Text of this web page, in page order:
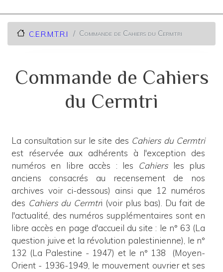
C.E.R.M.T.R.I Commande de Cahiers du Cermtri
Commande de Cahiers
du Cermtri
La consultation sur le site des Cahiers du Cermtri
est réservée aux adhérents à l'exception des
numéros en libre accès : les Cahiersles plus
anciens consacrés au recensement de nos
archives voir ci-dessous) ainsi que 12 numéros
des Cahiers du Cermtri (voir plus bas). Du fait de
l'actualité, des numéros supplémentaires sont en
libre accès en page d'accueil du site : le n° 63 (La
question juive et la révolution palestinienne), le n°
132 (La Palestine - 1947) et le n° 138 (Moyen-
Orient - 1936-1949, le mouvement ouvrier et ses